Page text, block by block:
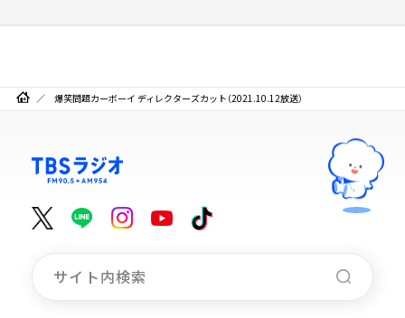
爆笑問題カーボーイ ディレクターズカット（2021.10.12放送）